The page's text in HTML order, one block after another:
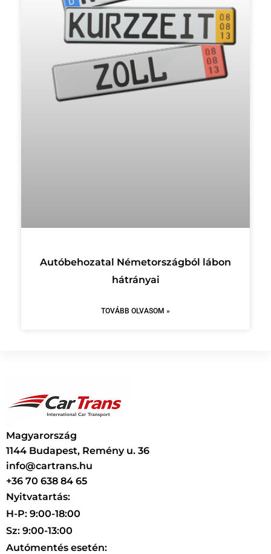
Autóbehozatal Németországból lábon
hátrányai
TOVÁBB OLVASOM »
Magyarország
1144 Budapest, Remény u. 36
info@cartrans.hu
+36 70 638 84 65
Nyitvatartás:
H-P: 9:00-18:00
Sz: 9:00-13:00
Autómentés esetén: